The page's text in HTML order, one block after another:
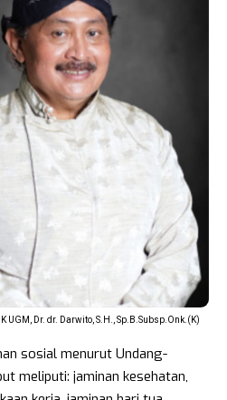
UGM, Dr. dr. Darwito, S.H., Sp.B.Subsp.Onk.(K)
sosial menurut Undang-
meliputi: jaminan kesehatan,